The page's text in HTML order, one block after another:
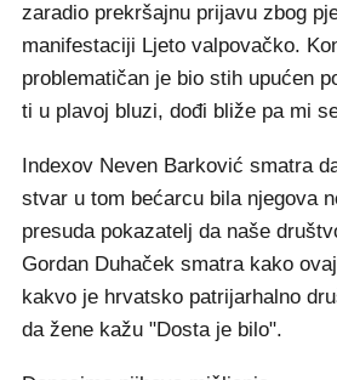
zaradio prekršajnu prijavu zbog
manifestaciji Ljeto valpovačko.
problematičan je bio stih upućen
ti u plavoj bluzi, dođi bliže pa mi
Indexov Neven Barković smatra
stvar u tom bećarcu bila njegova
presuda pokazatelj da naše
Gordan Duhaček smatra kako
kakvo je hrvatsko patrijarhalno
da žene kažu "Dosta je bilo".